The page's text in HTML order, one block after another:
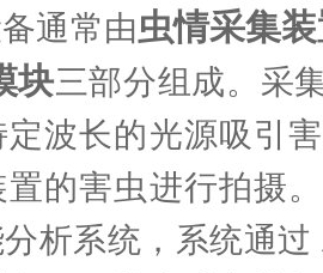
通常由虫情采集
块三部分组成。采
波长的光源吸引
的害虫进行拍摄
析系统，系统通